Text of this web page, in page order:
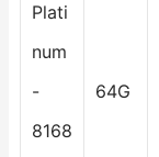
Plati
num
-
8168
64G